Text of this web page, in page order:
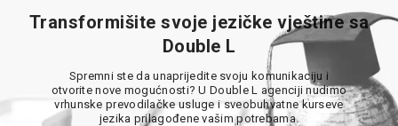
Transformišite svoje jezičke vještine sa
Double L
Spremni ste da unaprijedite svoju komunikaciju i
otvorite nove mogućnosti? U Double L agenciji nudimo
vrhunske prevodilačke usluge i sveobuhvatne kurseve
jezika prilagođene vašim potrebama.